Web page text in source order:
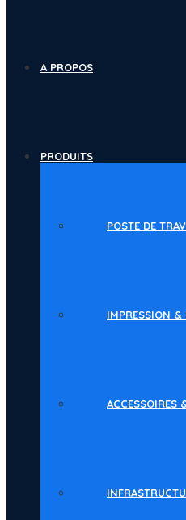
A PROPOS
PRODUITS
POSTE DE
IMPRESSION &
ACCESSOIRES